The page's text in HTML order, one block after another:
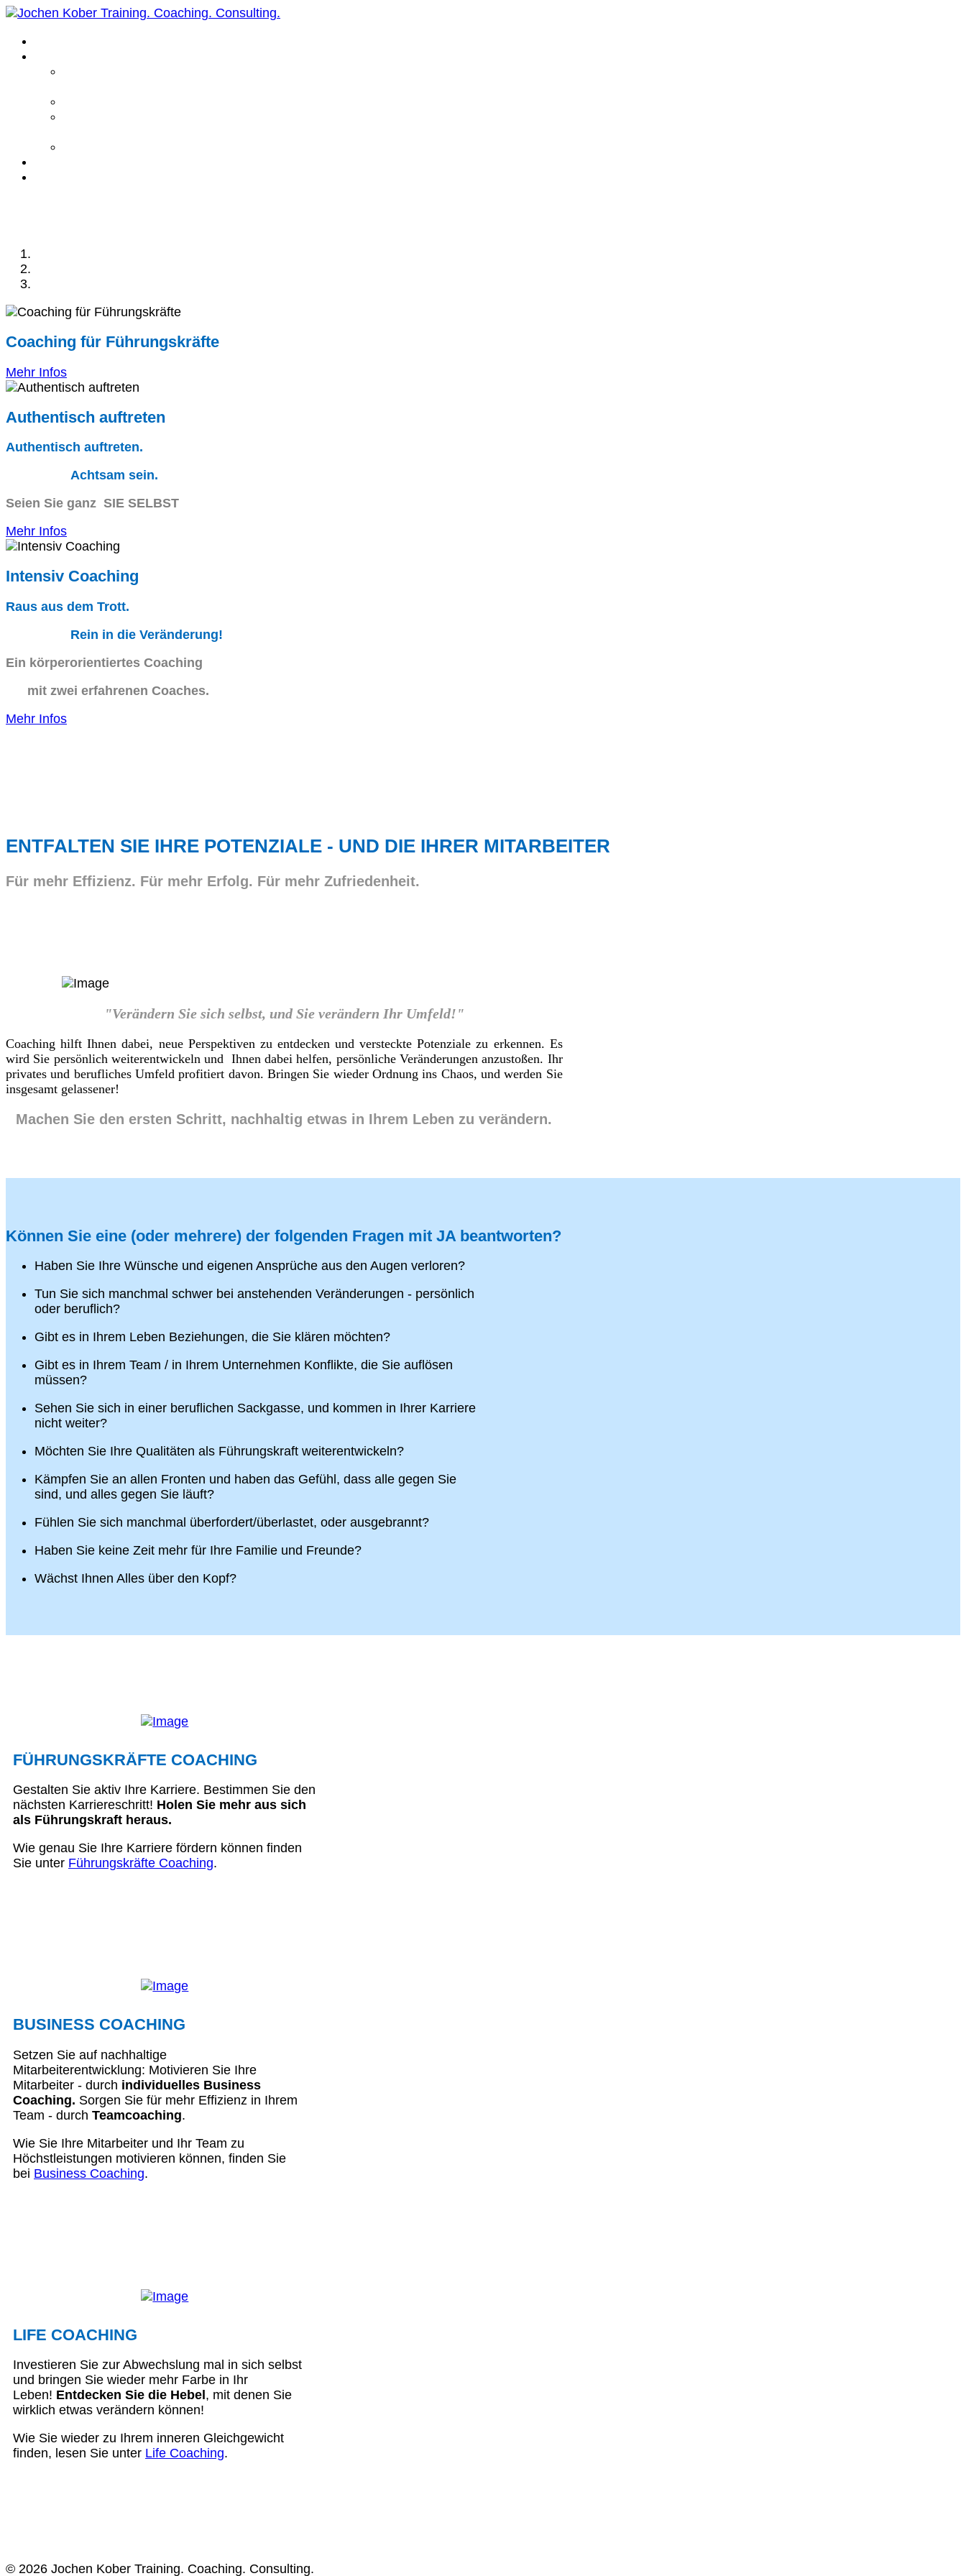
Coaching für Führungskräfte
Mehr Infos
Authentisch auftreten
Authentisch auftreten.
Achtsam sein.
Seien Sie ganz SIE SELBST
Mehr Infos
Intensiv Coaching
Raus aus dem Trott.
Rein in die Veränderung!
Ein körperorientiertes Coaching
mit zwei erfahrenen Coaches.
Mehr Infos
ENTFALTEN SIE IHRE POTENZIALE - UND DIE IHRER MITARBEITER
Für mehr Effizienz. Für mehr Erfolg. Für mehr Zufriedenheit.
"Verändern Sie sich selbst, und Sie verändern Ihr Umfeld!"
Coaching hilft Ihnen dabei, neue Perspektiven zu entdecken und versteckte Potenziale zu erkennen. Es
wird Sie persönlich weiterentwickeln und Ihnen dabei helfen, persönliche Veränderungen anzustoßen. Ihr
privates und berufliches Umfeld profitiert davon. Bringen Sie wieder Ordnung ins Chaos, und werden Sie
insgesamt gelassener!
Machen Sie den ersten Schritt, nachhaltig etwas in Ihrem Leben zu verändern.
Können Sie eine (oder mehrere) der folgenden Fragen mit JA beantworten?
Haben Sie Ihre Wünsche und eigenen Ansprüche aus den Augen verloren?
Tun Sie sich manchmal schwer bei anstehenden Veränderungen - persönlich
oder beruflich?
Gibt es in Ihrem Leben Beziehungen, die Sie klären möchten?
Gibt es in Ihrem Team / in Ihrem Unternehmen Konflikte, die Sie auflösen
müssen?
Sehen Sie sich in einer beruflichen Sackgasse, und kommen in Ihrer Karriere
nicht weiter?
Möchten Sie Ihre Qualitäten als Führungskraft weiterentwickeln?
Kämpfen Sie an allen Fronten und haben das Gefühl, dass alle gegen Sie
sind, und alles gegen Sie läuft?
Fühlen Sie sich manchmal überfordert/überlastet, oder ausgebrannt?
Haben Sie keine Zeit mehr für Ihre Familie und Freunde?
Wächst Ihnen Alles über den Kopf?
FÜHRUNGSKRÄFTE COACHING
Gestalten Sie aktiv Ihre Karriere. Bestimmen Sie den
nächsten Karriereschritt! Holen Sie mehr aus sich
als Führungskraft heraus.
Wie genau Sie Ihre Karriere fördern können finden
Sie unter Führungskräfte Coaching.
BUSINESS COACHING
Setzen Sie auf nachhaltige
Mitarbeiterentwicklung: Motivieren Sie Ihre
Mitarbeiter - durch individuelles Business
Coaching. Sorgen Sie für mehr Effizienz in Ihrem
Team - durch Teamcoaching.
Wie Sie Ihre Mitarbeiter und Ihr Team zu
Höchstleistungen motivieren können, finden Sie
bei Business Coaching.
LIFE COACHING
Investieren Sie zur Abwechslung mal in sich selbst
und bringen Sie wieder mehr Farbe in Ihr
Leben! Entdecken Sie die Hebel, mit denen Sie
wirklich etwas verändern können!
Wie Sie wieder zu Ihrem inneren Gleichgewicht
finden, lesen Sie unter Life Coaching.
© 2026 Jochen Kober Training. Coaching. Consulting.